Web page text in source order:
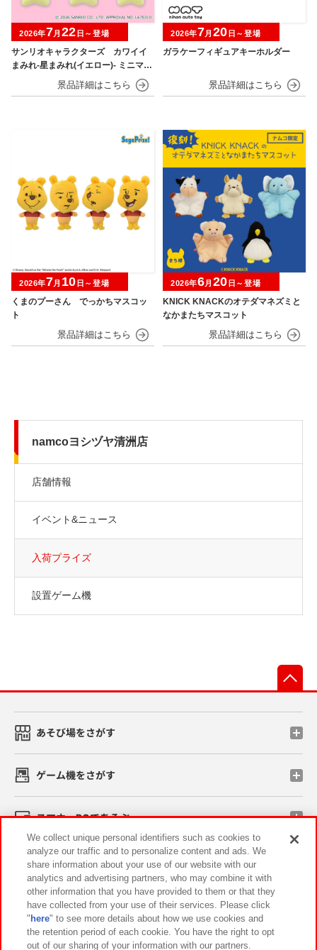
サンリオキャラクターズ カワイイ
まみれ-星まみれ(イエロー)- ミニマス
2026年7月 22 日～登場
ガラケーフィギュアキーホルダー
2026年7月 20 日～登場
くまのプーさん でっかちマスコッ
ト
2026年7月 10 日～登場
KNICK KNACKのオテダマネズミと
なかまたちマスコット
2026年6月 20 日～登場
namcoヨシヅヤ清洲店
店舗情報
イベント&ニュース
入荷プライズ
設置ゲーム機
あそび場をさがす
ゲーム機をさがす
スマホ・PCであそぶ
イベント・キャンペーン
関連会社 サステナビリティ サイトポリシー
We collect unique personal identifiers such as cookies to
analyze our traffic and to personalize content and ads. We
share information about your use of our website with our
analytics and advertising partners, who may combine it with
other information that you have provided to them or that they
have collected from your use of their services. Please click
" here" to see more details about how we use cookies and
the retention period of each cookie. You have the right to opt
out of our sharing of your information with our partners.